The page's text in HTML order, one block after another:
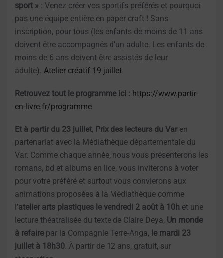
sport » : Venez créer vos sportifs préférés et pourquoi
pas une équipe entière en paper craft ! Sans
inscription, pour tous (les enfants de moins de 11 ans
doivent être accompagnés d’un adulte. Les enfants de
moins de 6 ans doivent être assistés de leur
adulte). Atelier créatif 19 juillet
Retrouvez tout le programme ici : https://www.partir-
en-livre.fr/programme
Et à partir du 23 juillet, Prix des lecteurs du Varen
partenariat avec la Médiathèque départementale du
Var. Comme chaque année, nous vous présenterons les
romans, bd et albums en lice, vous inviterons à voter
pour votre préféré et surtout vous convierons aux
animations proposées à la Médiathèque comme
l’atelier arts plastiques le vendredi 2 août à 10h et une
lecture théatralisée du texte de Claire Deya, Un monde
à refairepar la Compagnie Terre-Anga, le mardi 23
juillet à 18h30. À partir de 12 ans, gratuit, sur